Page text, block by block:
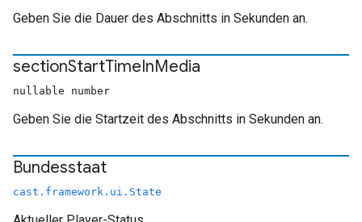
Geben Sie die Dauer des Abschnitts in Sekunden an.
sectionStartTimeInMedia
nullable number
Geben Sie die Startzeit des Abschnitts in Sekunden an.
Bundesstaat
cast.framework.ui.State